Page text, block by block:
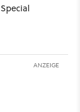
ANZEIGE